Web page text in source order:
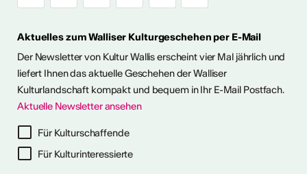
Aktuelles zum Walliser Kulturgeschehen per E-Mail
Der Newsletter von Kultur Wallis erscheint vier Mal jährlich und
liefert Ihnen das aktuelle Geschehen der Walliser
Kulturlandschaft kompakt und bequem in Ihr E-Mail Postfach.
Aktuelle Newsletter ansehen
Für Kulturschaffende
Für Kulturinteressierte